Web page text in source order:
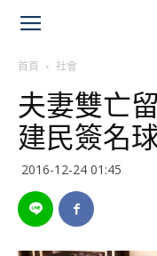
首頁 社會
夫妻雙亡
建民簽名
2016-12-24 01:45